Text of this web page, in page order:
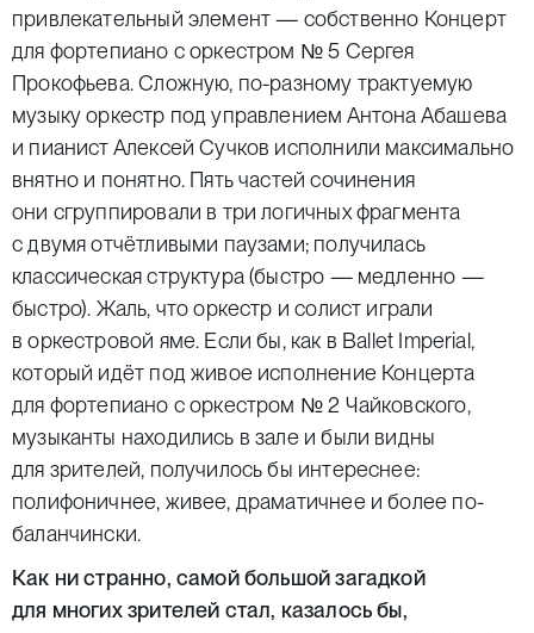
привлекательный элемент — собственно Концерт
для фортепиано с оркестром № 5 Сергея
Прокофьева. Сложную, по-разному трактуемую
музыку оркестр под управлением Антона Абашева
и пианист Алексей Сучков исполнили максимально
внятно и понятно. Пять частей сочинения
они сгруппировали в три логичных фрагмента
с двумя отчётливыми паузами; получилась
классическая структура (быстро — медленно —
быстро). Жаль, что оркестр и солист играли
в оркестровой яме. Если бы, как в Ballet Imperial,
который идёт под живое исполнение Концерта
для фортепиано с оркестром № 2 Чайковского,
музыканты находились в зале и были видны
для зрителей, получилось бы интереснее:
полифоничнее, живее, драматичнее и более по-
баланчински.
Как ни странно, самой большой загадкой
для многих зрителей стал, казалось бы,